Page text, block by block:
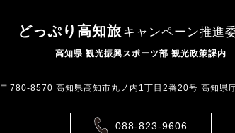
どっぷり高知旅 キャンペーン推進
高知県 観光振興スポーツ部 観光政策課内
〒780-8570 高知県高知市丸ノ内1丁目2番20号 高知県
088-823-9606